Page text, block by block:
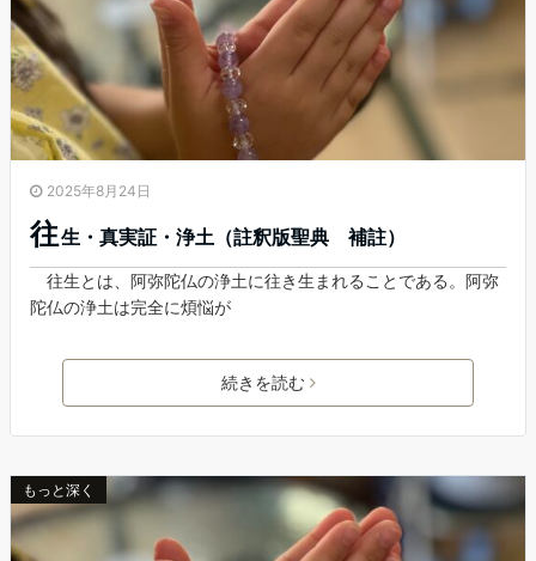
2025年8月24日
往生・真実証・浄土（註釈版聖典 補註）
往生とは、阿弥陀仏の浄土に往き生まれることである。阿弥
陀仏の浄土は完全に煩悩が
続きを読む
もっと深く